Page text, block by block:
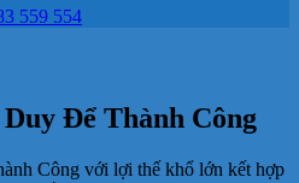
559 554
Để Thành Công
Công với lợi thế khổ lớn kết hợp